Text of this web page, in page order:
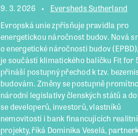
9. 3. 2026
Eversheds Sutherland
Evropská unie zpřísňuje pravidla pro
energetickou náročnost budov. Nová
o energetické náročnosti budov
je součástí klimatického balíčku Fit for
přináší postupný přechod k tzv.
budovám. Změny se postupně
národní legislativy členských států a
se developerů, investorů, vlastníků
nemovitostí i bank financujících realitní
projekty, říká Dominika Veselá,